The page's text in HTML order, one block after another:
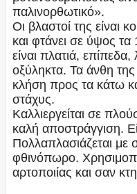
παλινορθωτικό».
Οι βλαστοί της είναι
και φτάνει σε ύψος
είναι πλατιά,
οξύληκτα. Τα άνθη
κλήση προς τα κάτω
στάχυς.
Καλλιεργείται σε
καλή αποστράγγιση.
Πολλαπλασιάζεται με
φθινόπωρο.
αρτοποιίας και σαν